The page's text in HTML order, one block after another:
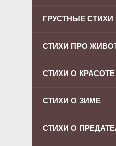
ГРУСТНЫЕ СТИХИ
СТИХИ ПРО
СТИХИ О КРАСОТЕ
СТИХИ О ЗИМЕ
СТИХИ О